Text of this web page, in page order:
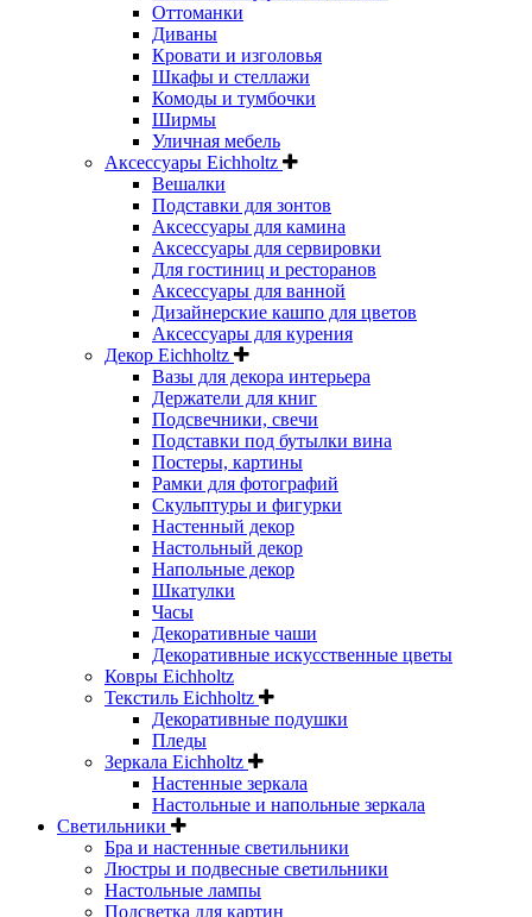
Оттоманки
Диваны
Кровати и изголовья
Шкафы и стеллажи
Комоды и тумбочки
Ширмы
Уличная мебель
Аксессуары Eichholtz
Вешалки
Подставки для зонтов
Аксессуары для камина
Аксессуары для сервировки
Для гостиниц и ресторанов
Аксессуары для ванной
Дизайнерские кашпо для цветов
Аксессуары для курения
Декор Eichholtz
Вазы для декора интерьера
Держатели для книг
Подсвечники, свечи
Подставки под бутылки вина
Постеры, картины
Рамки для фотографий
Скульптуры и фигурки
Настенный декор
Настольный декор
Напольные декор
Шкатулки
Часы
Декоративные чаши
Декоративные искусственные цветы
Ковры Eichholtz
Текстиль Eichholtz
Декоративные подушки
Пледы
Зеркала Eichholtz
Настенные зеркала
Настольные и напольные зеркала
Светильники
Бра и настенные светильники
Люстры и подвесные светильники
Настольные лампы
Подсветка для картин